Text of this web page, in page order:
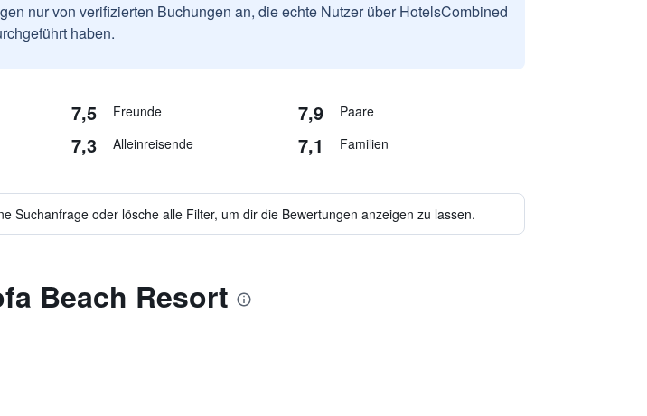
nur von verifizierten Buchungen an, die echte Nutzer über HotelsCombined
haben.
7,5 Freunde 7,9 Paare
7,3 Alleinreisende 7,1 Familien
Suchanfrage oder lösche alle Filter, um dir die Bewertungen anzeigen zu lassen.
Beach Resort